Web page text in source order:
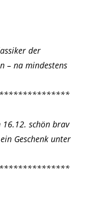
der
– na mindestens
16.12. schön brav
Geschenk unter